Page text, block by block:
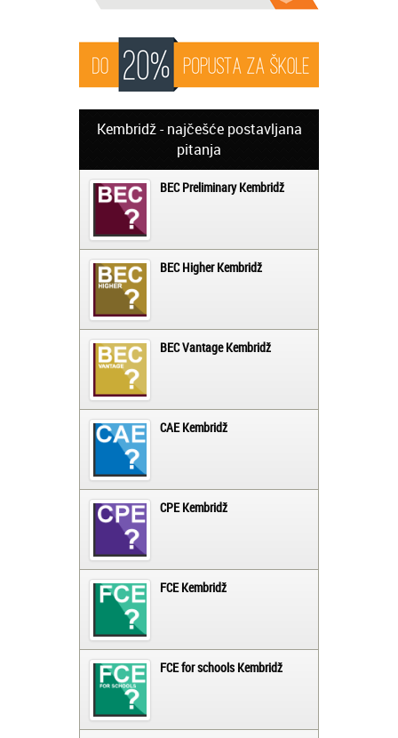
Kembridž - najčešće postavljana
pitanja
BEC Preliminary Kembridž
BEC Higher Kembridž
BEC Vantage Kembridž
CAE Kembridž
CPE Kembridž
FCE Kembridž
FCE for schools Kembridž